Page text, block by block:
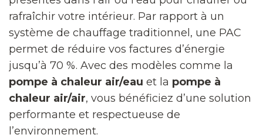
rafraîchir votre intérieur. Par rapport à un
système de chauffage traditionnel, une PAC
permet de réduire vos factures d’énergie
jusqu’à 70 %. Avec des modèles comme la
pompe à chaleur air/eau et la pompe à
chaleur air/air, vous bénéficiez d’une solution
performante et respectueuse de
l’environnement.